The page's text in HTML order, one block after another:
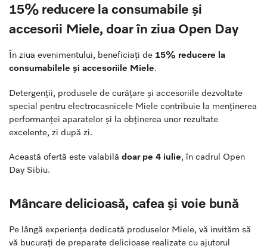
15% reducere la consumabile și
accesorii Miele, doar în ziua Open Day
În ziua evenimentului, beneficiați de 15% reducere la
consumabilele și accesoriile Miele.
Detergenții, produsele de curățare și accesoriile dezvoltate
special pentru electrocasnicele Miele contribuie la menținerea
performanței aparatelor și la obținerea unor rezultate
excelente, zi după zi.
Această ofertă este valabilă doar pe 4 iulie, în cadrul Open
Day Sibiu.
Mâncare delicioasă, cafea și voie bună
Pe lângă experiența dedicată produselor Miele, vă invităm să
vă bucurați de preparate delicioase realizate cu ajutorul